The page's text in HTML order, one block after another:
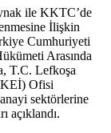
ile KKTC’de
İlişkin
Cumhuriyeti
Arasında
T.C. Lefkoşa
Ofisi
sektörlerine
açıklandı.